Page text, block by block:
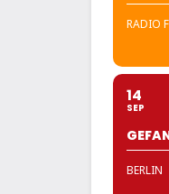
RADIO
14
SEP
BERLIN